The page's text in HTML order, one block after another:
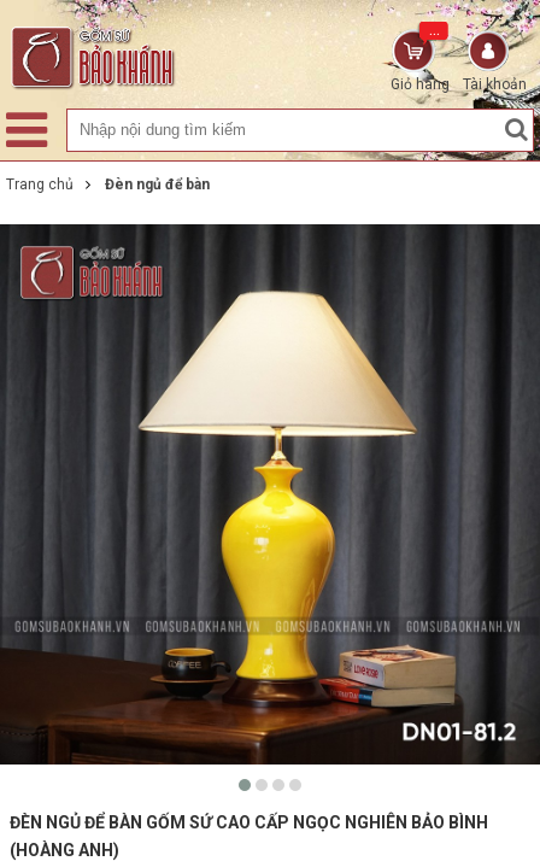
Tài khoản
Giỏ hàng
...
Trang chủ Đèn ngủ để bàn
ĐÈN NGỦ ĐỂ BÀN GỐM SỨ CAO CẤP NGỌC NGHIÊN BẢO BÌNH
(HOÀNG ANH)